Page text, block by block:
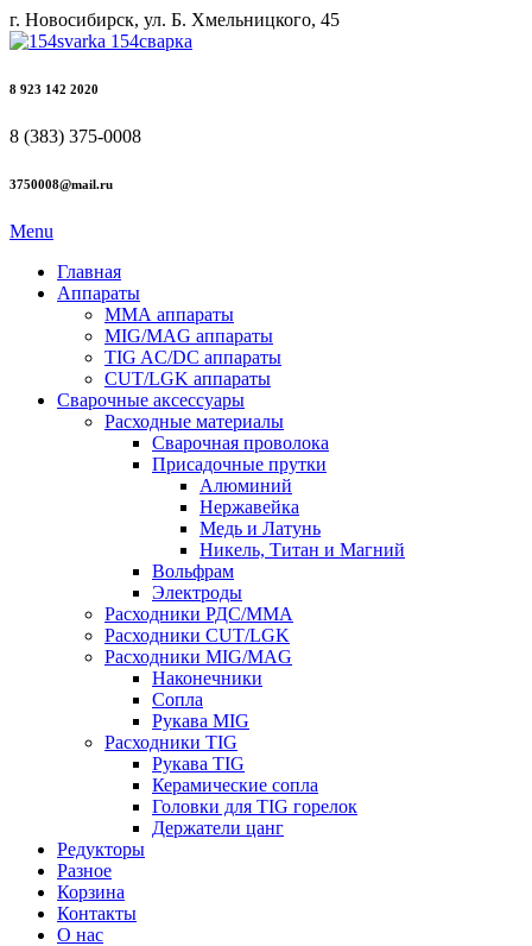
г. Новосибирск, ул. Б. Хмельницкого, 45
8 923 142 2020
8 (383) 375-0008
3750008@mail.ru
Menu
Главная
Аппараты
ММА аппараты
MIG/MAG аппараты
TIG AC/DC аппараты
CUT/LGK аппараты
Сварочные аксессуары
Расходные материалы
Сварочная проволока
Присадочные прутки
Алюминий
Нержавейка
Медь и Латунь
Никель, Титан и Магний
Вольфрам
Электроды
Расходники РДС/MMA
Расходники CUT/LGK
Расходники MIG/MAG
Наконечники
Сопла
Рукава MIG
Расходники TIG
Рукава TIG
Керамические сопла
Головки для TIG горелок
Держатели цанг
Редукторы
Разное
Корзина
Контакты
О нас